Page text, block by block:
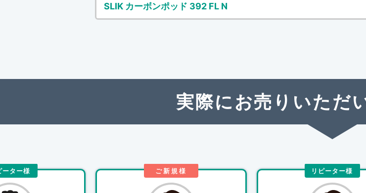
SLIK カーボンポッド 392 FL N
実際にお売りいただ
ーター様 ご新規様 リピーター様